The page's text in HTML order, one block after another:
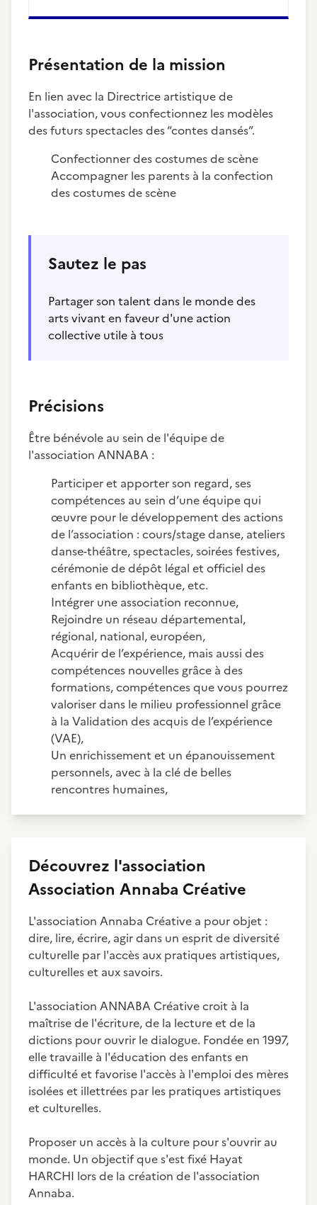
Présentation de la mission
En lien avec la Directrice artistique de
l'association, vous confectionnez les modèles
des futurs spectacles des “contes dansés”.
Confectionner des costumes de scène
Accompagner les parents à la confection
des costumes de scène
Sautez le pas
Partager son talent dans le monde des
arts vivant en faveur d'une action
collective utile à tous
Précisions
Être bénévole au sein de l'équipe de
l'association ANNABA :
Participer et apporter son regard, ses
compétences au sein d’une équipe qui
œuvre pour le développement des actions
de l’association : cours/stage danse, ateliers
danse-théâtre, spectacles, soirées festives,
cérémonie de dépôt légal et officiel des
enfants en bibliothèque, etc.
Intégrer une association reconnue,
Rejoindre un réseau départemental,
régional, national, européen,
Acquérir de l’expérience, mais aussi des
compétences nouvelles grâce à des
formations, compétences que vous pourrez
valoriser dans le milieu professionnel grâce
à la Validation des acquis de l’expérience
(VAE),
Un enrichissement et un épanouissement
personnels, avec à la clé de belles
rencontres humaines,
Découvrez l'association
Association Annaba Créative
L'association Annaba Créative a pour objet :
dire, lire, écrire, agir dans un esprit de diversité
culturelle par l'accès aux pratiques artistiques,
culturelles et aux savoirs.
L'association ANNABA Créative croit à la
maîtrise de l'écriture, de la lecture et de la
dictions pour ouvrir le dialogue. Fondée en 1997,
elle travaille à l'éducation des enfants en
difficulté et favorise l'accès à l'emploi des mères
isolées et illettrées par les pratiques artistiques
et culturelles.
Proposer un accès à la culture pour s'ouvrir au
monde. Un objectif que s'est fixé Hayat
HARCHI lors de la création de l'association
Annaba.